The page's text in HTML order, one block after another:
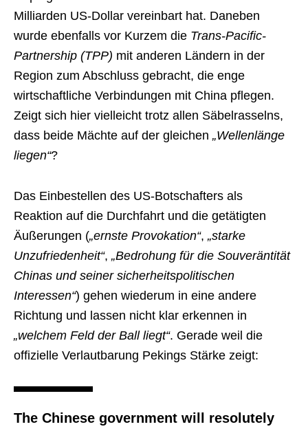
Milliarden US-Dollar vereinbart hat. Daneben
wurde ebenfalls vor Kurzem die Trans-Pacific-
Partnership (TPP) mit anderen Ländern in der
Region zum Abschluss gebracht, die enge
wirtschaftliche Verbindungen mit China pflegen.
Zeigt sich hier vielleicht trotz allen Säbelrasselns,
dass beide Mächte auf der gleichen „Wellenlänge
liegen“?
Das Einbestellen des US-Botschafters als
Reaktion auf die Durchfahrt und die getätigten
Äußerungen („ernste Provokation“, „starke
Unzufriedenheit“, „Bedrohung für die Souveräntität
Chinas und seiner sicherheitspolitischen
Interessen“) gehen wiederum in eine andere
Richtung und lassen nicht klar erkennen in
„welchem Feld der Ball liegt“. Gerade weil die
offizielle Verlautbarung Pekings Stärke zeigt:
The Chinese government will resolutely